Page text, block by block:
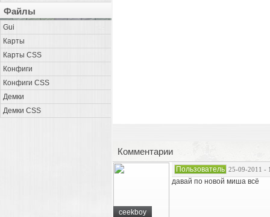
Файлы
Gui
Карты
Карты CSS
Конфиги
Конфиги CSS
Демки
Демки CSS
Комментарии
ceekboy
Пользователь 25-09-2011 -
давай по новой миша всё